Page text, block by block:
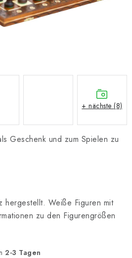
Geschenk und zum Spielen zu
hergestellt. Weiße Figuren mit
zu den Figurengrößen
2-3 Tagen
+ nächste (8)